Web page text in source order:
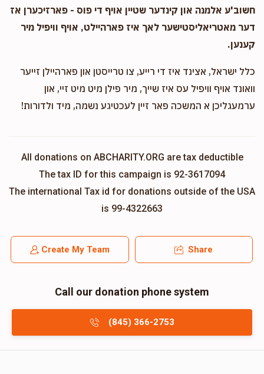
חשוב'ע אלמנה און קינדער שטיין אויף די פוס - פארזיכערן אז
דער מאטריאליסטישער לאך איז פארהיילט, אויף וויפיל מיר
קענען.
כלל ישראל, אצינד איז די רייע, צו טרייסטן און פארהיילן זייער
וואונד אויף וויפיל עס איז שייך, מיר פילן מיט מיט זיי, און
ערמעגליכן א המשכה פאר זיין לעכטיגע נשמה, מיד ולדורות!
All donations on ABCHARITY.ORG are tax deductible
The tax ID for this campaign is 92-3617094
The international Tax id for donations outside of the USA
is 99-4322663
Create My Team Share
Call our donation phone system
(845) 366-2753